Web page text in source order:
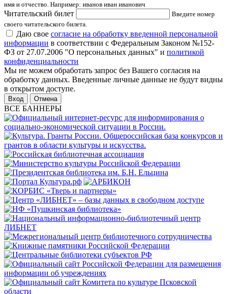
имя и отчество. Например: иванов иван иванович
Читательский билет
Введите номер
своего читательского билета.
Даю свое согласие на обработку введенной персональной
информации в соответствии с Федеральным Законом №152-
ФЗ от 27.07.2006 "О персональных данных" и политикой
конфиденциальности
Мы не можем обработать запрос без Вашего согласия на
обработку данных. Введенные личные данные не будут видны
в открытом доступе.
Отмена
ВСЕ БАННЕРЫ